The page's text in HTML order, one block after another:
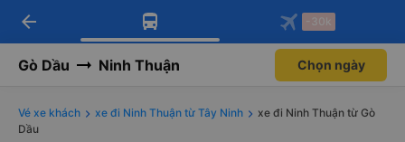
Tải app Vexere ngay!
Nhận ưu đãi thành viên độc
Mở app
Tải app Vexere
-30k/ghế khi đặt vé máy bay qua
Mở app
arrow_back -30k
Gò Dầu Ninh Thuận Chọn ngày
Vé xe khách xe đi Ninh Thuận từ Tây Ninh
xe đi Ninh Thuận từ Gò
Dầu